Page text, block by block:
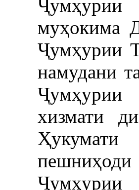
муҳокима
Ҷумҳурии
намудани
Ҷумҳурии
хизмати
Ҷумҳурии